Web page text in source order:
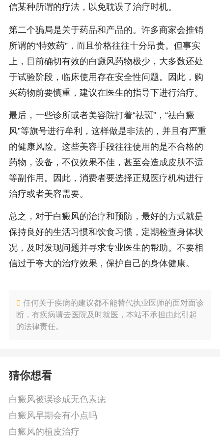
信某种所谓的疗法，以免耽误了治疗时机。
第二个骗局是关于药品和产品的。许多商家会推销
所谓的“特效药”，而且价格往往十分昂贵。但事实
上，目前确切有效的白癜风药物极少，大多数还处
于试验阶段，临床使用存在安全性问题。因此，购
买药物前要慎重，建议在医生的指导下进行治疗。
最后，一些诊所或者美容院打着“祛斑”，“祛白癜
风”等旗号进行牟利，这样做是非法的，并且有严重
的健康风险。这些美容手段往往使用的是不合格的
药物，设备，不仅效果不佳，甚至会造成皮肤不适
等副作用。因此，消费者要选择正规医疗机构进行
治疗或者美容需要。
总之，对于白癜风的治疗和预防，最好的方式就是
保持良好的生活习惯和饮食习惯，定期检查身体状
况，及时发现问题并寻求专业医生的帮助。不要相
信过于夸大的治疗效果，保护自己的身体健康。
任何关于疾病的建议都不能替代执业医师的面对面诊
断，有疾病请去医院及时就医，本站不承担由此引起
的法律责任。
猜你想看
白癜风被误诊成无色素痣
白癜风早期会有小点吗
白癜风的植皮治疗